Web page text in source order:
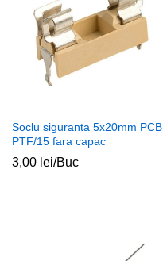
Soclu siguranta 5x20mm PCB
PTF/15 fara capac
3,00 lei/Buc